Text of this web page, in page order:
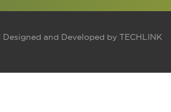
| Designed and Developed by TECHLINK